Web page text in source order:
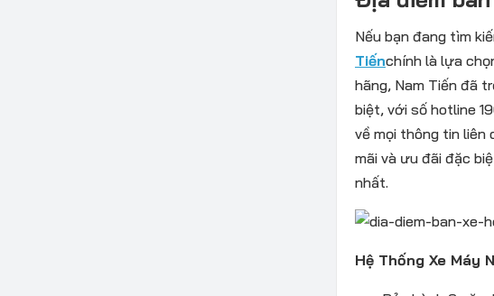
Nếu bạn đang tìm
Tiếnchính là lựa
hãng, Nam Tiến đã
biệt, với số hotline
về mọi thông tin liên
mãi và ưu đãi đặc
nhất.
Hệ Thống Xe Máy